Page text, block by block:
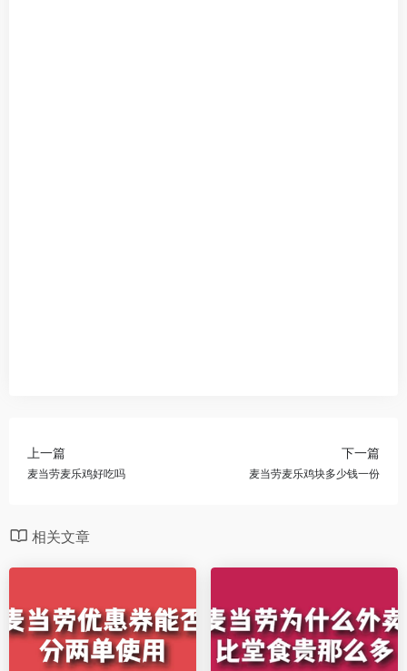
上一篇
麦当劳麦乐鸡好吃吗
下一篇
麦当劳麦乐鸡块多少钱一份
相关文章